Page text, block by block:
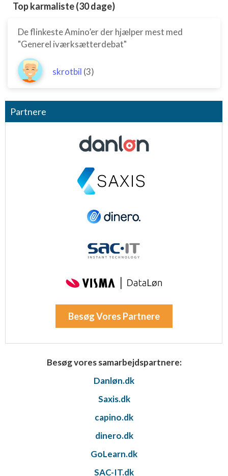
Top karmaliste (30 dage)
De flinkeste Amino’er der hjælper mest med
"Generel iværksætterdebat"
skrotbil (3)
Partnere
Besøg Vores Partnere
Besøg vores samarbejdspartnere:
Danløn.dk
Saxis.dk
capino.dk
dinero.dk
GoLearn.dk
SAC-IT.dk